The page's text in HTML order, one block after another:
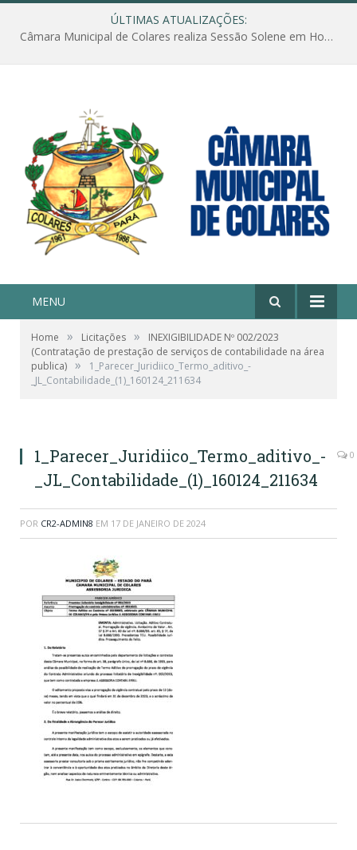
ÚLTIMAS ATUALIZAÇÕES:
Câmara Municipal de Colares realiza Sessão Solene em Homenagem ao Dia das Mães
MENU
Home » Licitações »
INEXIGIBILIDADE Nº 002/2023
(Contratação de prestação de serviços de contabilidade na área
publica) »
1_Parecer_Juridiico_Termo_aditivo_-
_JL_Contabilidade_(1)_160124_211634
1_Parecer_Juridiico_Termo_aditivo_-
_JL_Contabilidade_(1)_160124_211634
0
POR CR2-ADMIN8 EM 17 DE JANEIRO DE 2024